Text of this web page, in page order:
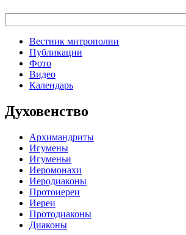
Вестник митрополии
Публикации
Фото
Видео
Календарь
Духовенство
Архимандриты
Игумены
Игуменьи
Иеромонахи
Иеродиаконы
Протоиереи
Иереи
Протодиаконы
Диаконы